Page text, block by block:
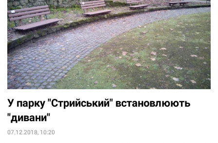
У парку "Стрийський" встановлюють
"дивани"
07.12.2018, 10:20